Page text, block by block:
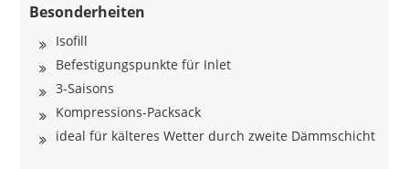
Besonderheiten
Isofill
Befestigungspunkte für Inlet
3-Saisons
Kompressions-Packsack
ideal für kälteres Wetter durch zweite Dämmschicht